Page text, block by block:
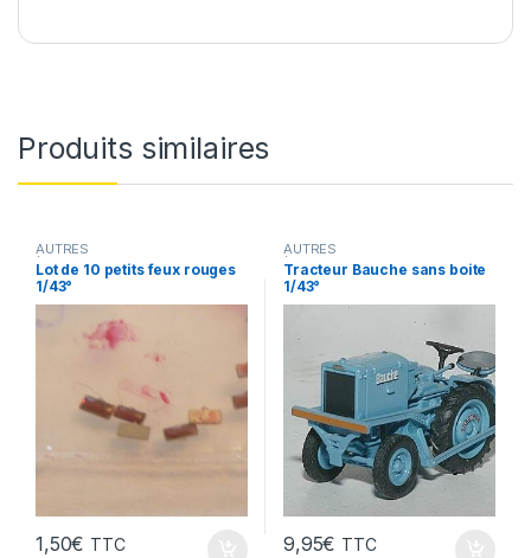
Produits similaires
AUTRES
(accessoires,tracteurs,velos,TP
...),VÉHICULES INTERVENTION
(gendarmerie, pompiers, police,
Lot de 10 petits feux rouges
1/43°
1,50€ TTC
AUTRES
(accessoires,tracteurs,velos,TP
...)
Tracteur Bauche sans boite
1/43°
9,95€ TTC